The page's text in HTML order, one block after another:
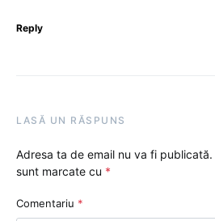
Reply
LASĂ UN RĂSPUNS
Adresa ta de email nu va fi publicată.
sunt marcate cu *
Comentariu *